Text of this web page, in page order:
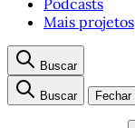
Mais projetos
Buscar
Buscar Fechar